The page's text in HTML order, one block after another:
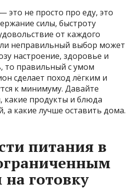
это не просто про еду, это
силы, быстроту
от каждого
неправильный выбор может
настроение, здоровье и
то правильный с умом
сделает поход лёгким и
к минимуму. Давайте
какие продукты и блюда
а какие лучше оставить дома.
питания в
готовку